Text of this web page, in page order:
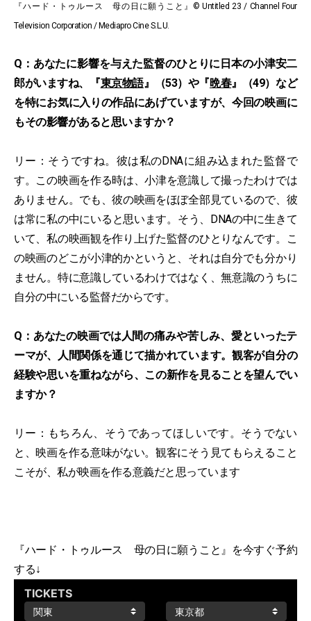
『ハード・トゥルース 母の日に願うこと』© Untitled 23 / Channel Four
Television Corporation / Mediapro Cine S.L.U.
Q：あなたに影響を与えた監督のひとりに日本の小津安二
郎がいますね、『東京物語』（53）や『晩春』（49）など
を特にお気に入りの作品にあげていますが、今回の映画に
もその影響があると思いますか？
リー：そうですね。彼は私のDNAに組み込まれた監督で
す。この映画を作る時は、小津を意識して撮ったわけでは
ありません。でも、彼の映画をほぼ全部見ているので、彼
は常に私の中にいると思います。そう、DNAの中に生きて
いて、私の映画観を作り上げた監督のひとりなんです。こ
の映画のどこが小津的かというと、それは自分でも分かり
ません。特に意識しているわけではなく、無意識のうちに
自分の中にいる監督だからです。
Q：あなたの映画では人間の痛みや苦しみ、愛といったテ
ーマが、人間関係を通じて描かれています。観客が自分の
経験や思いを重ねながら、この新作を見ることを望んでい
ますか？
リー：もちろん、そうであってほしいです。そうでない
と、映画を作る意味がない。観客にそう見てもらえること
こそが、私が映画を作る意義だと思っています
『ハード・トゥルース 母の日に願うこと』を今すぐ予約
する↓